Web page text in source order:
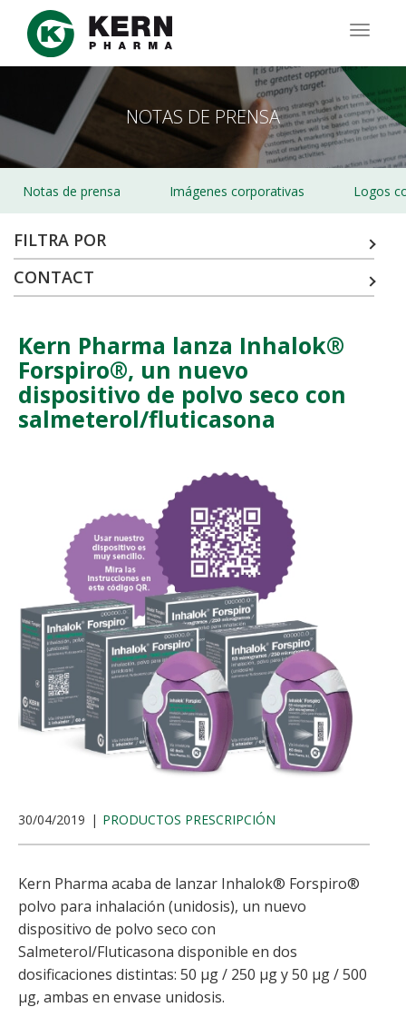
Pasar
contenido
NOTAS DE PRENSA
Notas de prensa Imágenes corporativas Logos
FILTRA POR
CONTACT
Kern Pharma lanza Inhalok®
Forspiro®, un nuevo
dispositivo de polvo seco con
salmeterol/fluticasona
30/04/2019 PRODUCTOS PRESCRIPCIÓN
Kern Pharma acaba de lanzar Inhalok® Forspiro®
polvo para inhalación (unidosis), un nuevo
dispositivo de polvo seco con
Salmeterol/Fluticasona disponible en dos
dosificaciones distintas: 50 µg / 250 µg y 50 µg / 500
µg, ambas en envase unidosis.